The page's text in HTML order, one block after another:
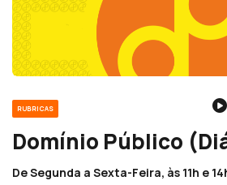
RUBRICAS
Domínio Público
De Segunda a Sexta-Feira, às 11h e